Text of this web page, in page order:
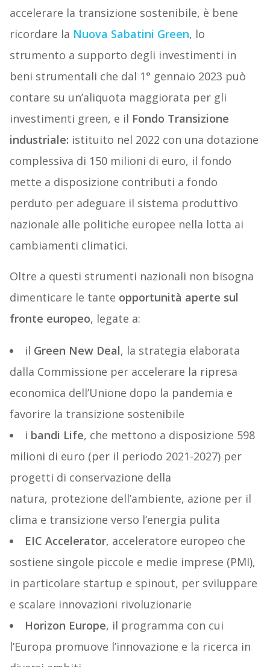
accelerare la transizione sostenibile, è bene
ricordare la Nuova Sabatini Green, lo
strumento a supporto degli investimenti in
beni strumentali che dal 1° gennaio 2023 può
contare su un’aliquota maggiorata per gli
investimenti green, e il Fondo Transizione
industriale: istituito nel 2022 con una dotazione
complessiva di 150 milioni di euro, il fondo
mette a disposizione contributi a fondo
perduto per adeguare il sistema produttivo
nazionale alle politiche europee nella lotta ai
cambiamenti climatici.
Oltre a questi strumenti nazionali non bisogna
dimenticare le tante opportunità aperte sul
fronte europeo, legate a:
il Green New Deal, la strategia elaborata
dalla Commissione per accelerare la ripresa
economica dell’Unione dopo la pandemia e
favorire la transizione sostenibile
i bandi Life, che mettono a disposizione 598
milioni di euro (per il periodo 2021-2027) per
progetti di conservazione della
natura, protezione dell’ambiente, azione per il
clima e transizione verso l’energia pulita
EIC Accelerator, acceleratore europeo che
sostiene singole piccole e medie imprese (PMI),
in particolare startup e spinout, per sviluppare
e scalare innovazioni rivoluzionarie
Horizon Europe, il programma con cui
l’Europa promuove l’innovazione e la ricerca in